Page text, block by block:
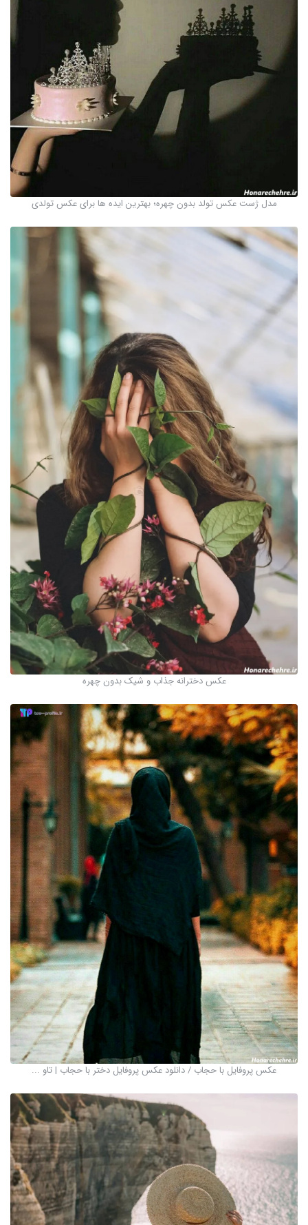
مدل ژست عکس تولد بدون چهره؛ بهترین ایده ها برای عکس تولدی
عکس دخترانه جذاب و شیک بدون چهره
عکس پروفایل با حجاب / دانلود عکس پروفایل دختر با حجاب | تاو ...